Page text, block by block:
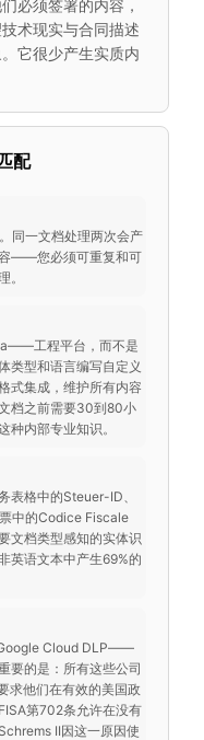
必须签署的内容，
术现实与合同描述
它很少产生实质内
配
同一文档处理两次会产
——您必须可重复和可
。
工程平台，而不是
类型和语言编写自定义
式集成，维护所有内容
档之前需要30到80小
种内部专业知识。
表格中的Steuer-ID、
中的Codice Fiscale
文档类型感知的实体识
英语文本中产生69%的
Cloud DLP——
要的是：所有这些公司
求他们在有效的美国政
第702条允许在没有
II因这一原因使